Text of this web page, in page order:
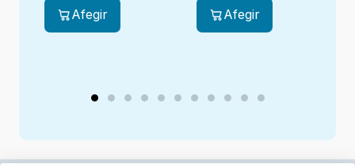
Afegir Afegir